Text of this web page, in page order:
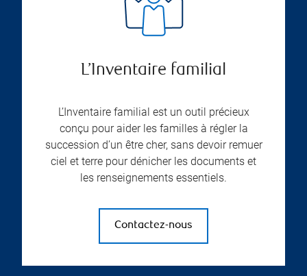
L’Inventaire familial
L’Inventaire familial est un outil précieux
conçu pour aider les familles à régler la
succession d’un être cher, sans devoir remuer
ciel et terre pour dénicher les documents et
les renseignements essentiels.
Contactez-nous